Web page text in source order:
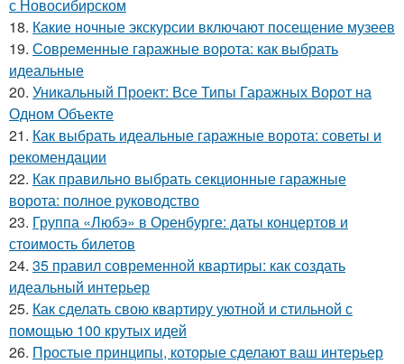
с Новосибирском
18. Какие ночные экскурсии включают посещение музеев
19. Современные гаражные ворота: как выбрать
идеальные
20. Уникальный Проект: Все Типы Гаражных Ворот на
Одном Объекте
21. Как выбрать идеальные гаражные ворота: советы и
рекомендации
22. Как правильно выбрать секционные гаражные
ворота: полное руководство
23. Группа «Любэ» в Оренбурге: даты концертов и
стоимость билетов
24. 35 правил современной квартиры: как создать
идеальный интерьер
25. Как сделать свою квартиру уютной и стильной с
помощью 100 крутых идей
26. Простые принципы, которые сделают ваш интерьер